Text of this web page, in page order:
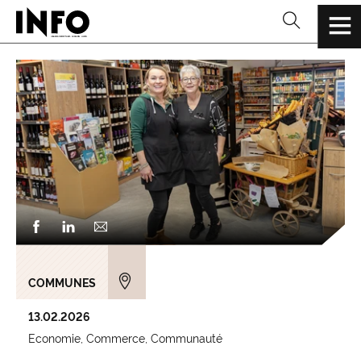
COMMUNES
13.02.2026
Economie Commerce Communauté